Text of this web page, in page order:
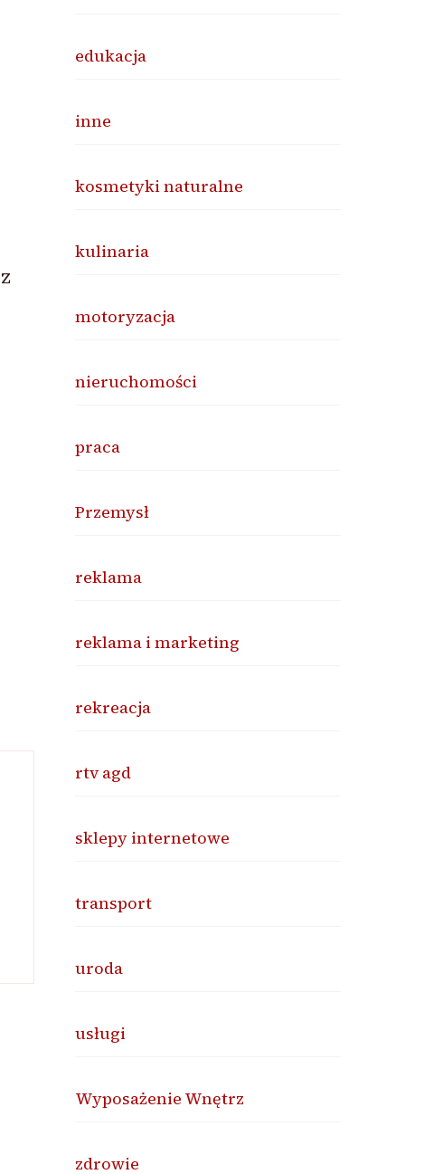
edukacja
inne
kosmetyki naturalne
kulinaria
motoryzacja
nieruchomości
praca
Przemysł
reklama
reklama i marketing
rekreacja
rtv agd
sklepy internetowe
transport
uroda
usługi
Wyposażenie Wnętrz
zdrowie